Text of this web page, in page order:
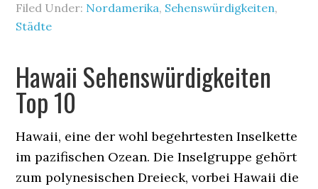
Filed Under: Nordamerika, Sehenswürdigkeiten,
Städte
Hawaii Sehenswürdigkeiten
Top 10
Hawaii, eine der wohl begehrtesten Inselkette
im pazifischen Ozean. Die Inselgruppe gehört
zum polynesischen Dreieck, vorbei Hawaii die